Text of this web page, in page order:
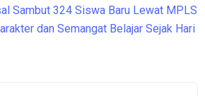
Sambut 324 Siswa Baru Lewat MPLS
dan Semangat Belajar Sejak Hari